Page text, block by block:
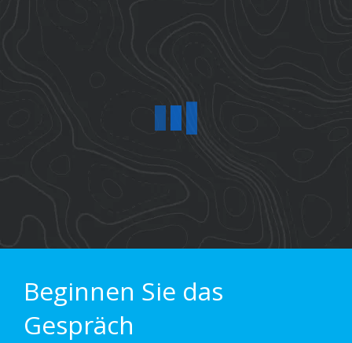
Beginnen Sie das
Gespräch